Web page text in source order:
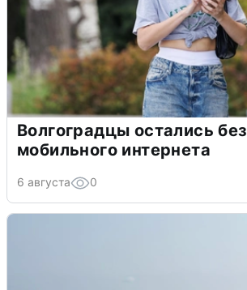
Волгоградцы остались без
мобильного интернета
6 августа 0